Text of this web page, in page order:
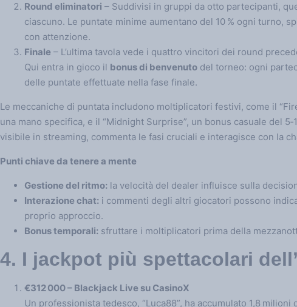
Round eliminatori – Suddivisi in gruppi da otto partecipanti,
ciascuno. Le puntate minime aumentano del 10 % ogni turno,
con attenzione.
Finale – L’ultima tavola vede i quattro vincitori dei round
Qui entra in gioco il bonus di benvenuto del torneo: ogni
delle puntate effettuate nella fase finale.
Le meccaniche di puntata includono moltiplicatori festivi, come il
una mano specifica, e il “Midnight Surprise”, un bonus casuale del
visibile in streaming, commenta le fasi cruciali e interagisce con la
Punti chiave da tenere a mente
Gestione del ritmo: la velocità del dealer influisce sulla
Interazione chat: i commenti degli altri giocatori possono
proprio approccio.
Bonus temporali: sfruttare i moltiplicatori prima della
4. I jackpot più spettacolari
€312 000 – Blackjack Live su CasinoX
Un professionista tedesco, “Luca88”, ha accumulato 1,8